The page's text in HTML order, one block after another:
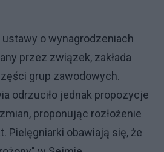
o wynagrodzeniach
przez związek, zakłada
grup zawodowych.
odrzuciło jednak propozycje
proponując rozłożenie
Pielęgniarki obawiają się, że